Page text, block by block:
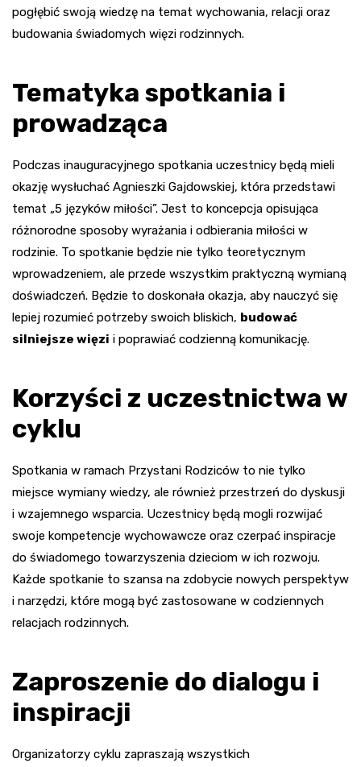
pogłębić swoją wiedzę na temat wychowania, relacji oraz
budowania świadomych więzi rodzinnych.
Tematyka spotkania i
prowadząca
Podczas inauguracyjnego spotkania uczestnicy będą mieli
okazję wysłuchać Agnieszki Gajdowskiej, która przedstawi
temat „5 języków miłości”. Jest to koncepcja opisująca
różnorodne sposoby wyrażania i odbierania miłości w
rodzinie. To spotkanie będzie nie tylko teoretycznym
wprowadzeniem, ale przede wszystkim praktyczną wymianą
doświadczeń. Będzie to doskonała okazja, aby nauczyć się
lepiej rozumieć potrzeby swoich bliskich, budować
silniejsze więzi i poprawiać codzienną komunikację.
Korzyści z uczestnictwa w
cyklu
Spotkania w ramach Przystani Rodziców to nie tylko
miejsce wymiany wiedzy, ale również przestrzeń do dyskusji
i wzajemnego wsparcia. Uczestnicy będą mogli rozwijać
swoje kompetencje wychowawcze oraz czerpać inspiracje
do świadomego towarzyszenia dzieciom w ich rozwoju.
Każde spotkanie to szansa na zdobycie nowych perspektyw
i narzędzi, które mogą być zastosowane w codziennych
relacjach rodzinnych.
Zaproszenie do dialogu i
inspiracji
Organizatorzy cyklu zapraszają wszystkich